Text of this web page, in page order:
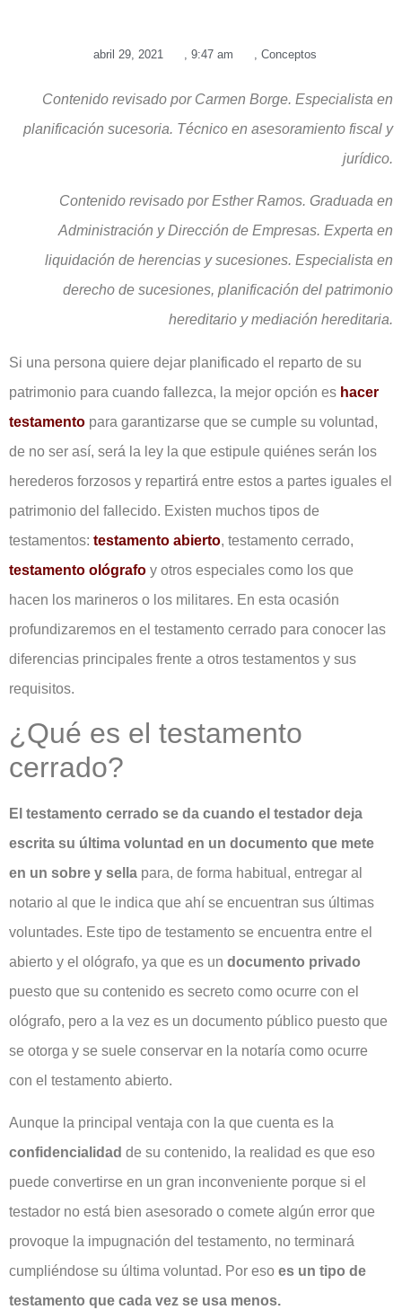
abril 29, 2021 9:47 am Conceptos
Contenido revisado por Carmen Borge. Especialista en
planificación sucesoria. Técnico en asesoramiento fiscal y
jurídico.
Contenido revisado por Esther Ramos. Graduada en
Administración y Dirección de Empresas. Experta en
liquidación de herencias y sucesiones. Especialista en
derecho de sucesiones, planificación del patrimonio
hereditario y mediación hereditaria.
Si una persona quiere dejar planificado el reparto de su
patrimonio para cuando fallezca, la mejor opción es hacer
testamento para garantizarse que se cumple su voluntad,
de no ser así, será la ley la que estipule quiénes serán los
herederos forzosos y repartirá entre estos a partes iguales el
patrimonio del fallecido. Existen muchos tipos de
testamentos: testamento abierto, testamento cerrado,
testamento ológrafo y otros especiales como los que
hacen los marineros o los militares. En esta ocasión
profundizaremos en el testamento cerrado para conocer las
diferencias principales frente a otros testamentos y sus
requisitos.
¿Qué es el testamento
cerrado?
El testamento cerrado se da cuando el testador deja
escrita su última voluntad en un documento que mete
en un sobre y sella para, de forma habitual, entregar al
notario al que le indica que ahí se encuentran sus últimas
voluntades. Este tipo de testamento se encuentra entre el
abierto y el ológrafo, ya que es un documento privado
puesto que su contenido es secreto como ocurre con el
ológrafo, pero a la vez es un documento público puesto que
se otorga y se suele conservar en la notaría como ocurre
con el testamento abierto.
Aunque la principal ventaja con la que cuenta es la
confidencialidad de su contenido, la realidad es que eso
puede convertirse en un gran inconveniente porque si el
testador no está bien asesorado o comete algún error que
provoque la impugnación del testamento, no terminará
cumpliéndose su última voluntad. Por eso es un tipo de
testamento que cada vez se usa menos.